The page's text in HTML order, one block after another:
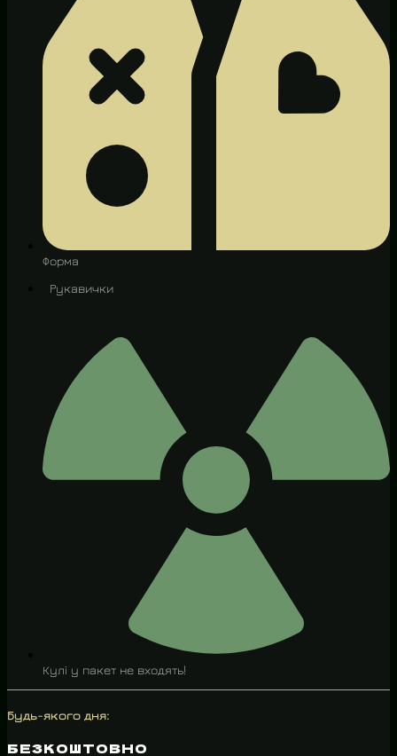
Форма
Рукавички
Кулі у пакет не входять!
Будь-якого дня:
БЕЗКОШТОВНО